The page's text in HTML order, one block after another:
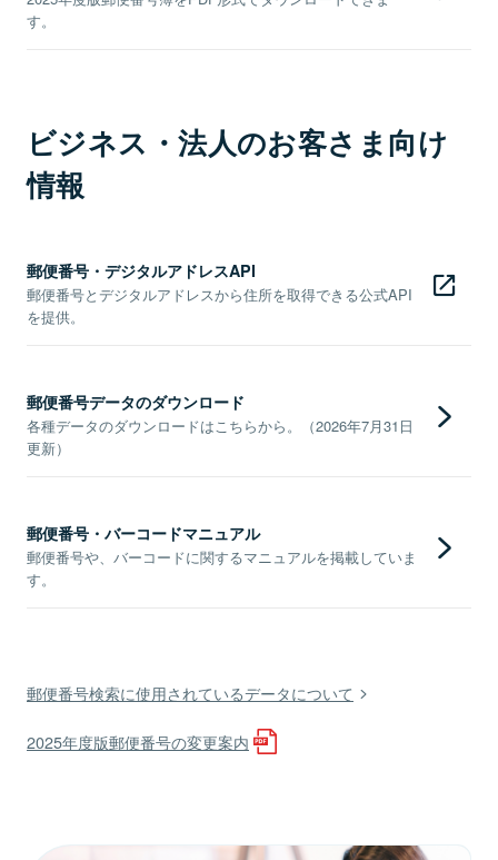
す。
ビジネス・法人のお客さま向け
情報
郵便番号・デジタルアドレスAPI
郵便番号とデジタルアドレスから住所を取得できる公式API
を提供。
郵便番号データのダウンロード
各種データのダウンロードはこちらから。（2026年7月31日
更新）
郵便番号・バーコードマニュアル
郵便番号や、バーコードに関するマニュアルを掲載していま
す。
郵便番号検索に使用されているデータについて
2025年度版郵便番号の変更案内